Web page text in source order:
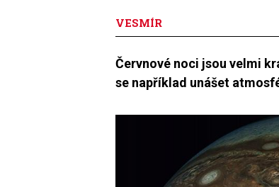
VESMÍR
Červnové noci jsou velmi
se například unášet